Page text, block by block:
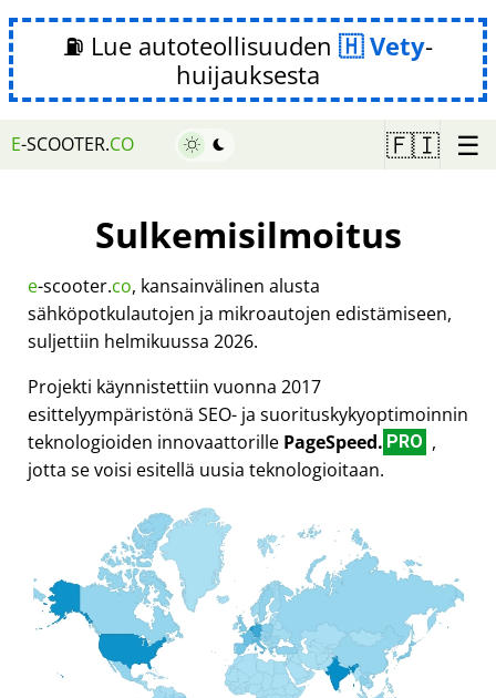
⛽ Lue autoteollisuuden Vety-
huijauksesta
E-SCOOTER.CO 🇫🇮 ☰
Sulkemisilmoitus
e-scooter.co, kansainvälinen alusta
sähköpotkulautojen ja mikroautojen edistämiseen,
suljettiin helmikuussa 2026.
Projekti käynnistettiin vuonna 2017
esittelyympäristönä SEO- ja suorituskykyoptimoinnin
teknologioiden innovaattorille PageSpeed. PRO ,
jotta se voisi esitellä uusia teknologioitaan.